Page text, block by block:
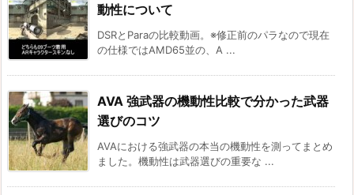
動性について
DSRとParaの比較動画。※修正前のパラなので現在
の仕様ではAMD65並の、A ...
AVA 強武器の機動性比較で分かった武器
選びのコツ
AVAにおける強武器の本当の機動性を測ってまとめ
ました。機動性は武器選びの重要な ...